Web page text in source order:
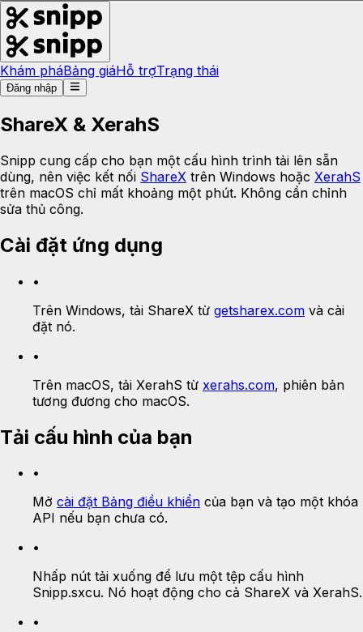
Khám pháBảng giáHỗ trợTrạng thái
Đăng nhập
ShareX & XerahS
Snipp cung cấp cho bạn một cấu hình trình tải lên sẵn
dùng, nên việc kết nối ShareX trên Windows hoặc XerahS
trên macOS chỉ mất khoảng một phút. Không cần chỉnh
sửa thủ công.
Cài đặt ứng dụng
•
Trên Windows, tải ShareX từ getsharex.com và cài
đặt nó.
•
Trên macOS, tải XerahS từ xerahs.com, phiên bản
tương đương cho macOS.
Tải cấu hình của bạn
•
Mở cài đặt Bảng điều khiển của bạn và tạo một khóa
API nếu bạn chưa có.
•
Nhấp nút tải xuống để lưu một tệp cấu hình
Snipp.sxcu. Nó hoạt động cho cả ShareX và XerahS.
•